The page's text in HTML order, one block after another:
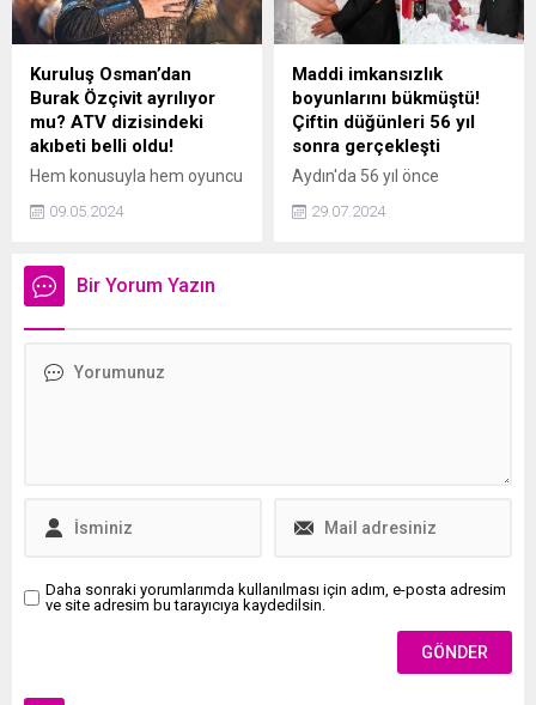
Kuruluş Osman’dan
Burak Özçivit ayrılıyor
mu? ATV dizisindeki
akıbeti belli oldu!
Hem konusuyla hem oyuncu
damgasını vuran Kuruluş
akıbeti belli oldu. 2019den
bu yana yayın hayatına
Burak Özçivit, 1 sezon daha
09.05.2024
Maddi imkansızlık
boyunlarını bükmüştü!
Çiftin düğünleri 56 yıl
sonra gerçekleşti
Aydın'da 56 yıl önce
maddi imkansızlıklar
29.07.2024
Bir Yorum Yazın
Daha sonraki yorumlarımda kullanılması için adım, e-posta adresim
ve site adresim bu tarayıcıya kaydedilsin.